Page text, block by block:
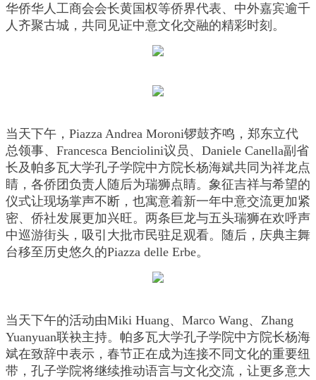
华侨华人工商会会长黄国权等侨界代表、中外嘉宾逾千
人齐聚古城，共同见证中意文化交融的精彩时刻。
当天下午，Piazza Andrea Moroni锣鼓齐鸣，郑东立代
总领事、Francesca Benciolini议员、Daniele Canella副省
长及帕多瓦大学孔子学院中方院长杨海斌共同为祥龙点
睛，各侨团负责人随后为瑞狮点睛。象征吉祥与希望的
仪式让现场掌声不断，也寓意着新一年中意交流更加紧
密、侨社发展更加兴旺。两条巨龙与五头瑞狮在欢呼声
中巡游街头，吸引大批市民驻足观看。随后，庆典主舞
台移至历史悠久的Piazza delle Erbe。
当天下午的活动由Miki Huang、Marco Wang、Zhang
Yuanyuan联袂主持。帕多瓦大学孔子学院中方院长杨海
斌在致辞中表示，春节正在成为连接不同文化的重要纽
带，孔子学院将继续推动语言与文化交流，让更多意大